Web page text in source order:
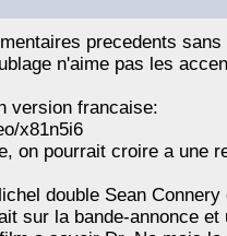
precedents
n'aime pas les
version francaise:
x81n5i6
on pourrait croire a une
double Sean
sur la bande-annonce